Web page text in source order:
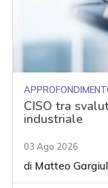
CISO tra
industriale
03 Ago 2026
di Matteo